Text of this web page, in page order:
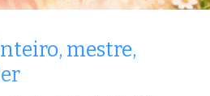
mestre,